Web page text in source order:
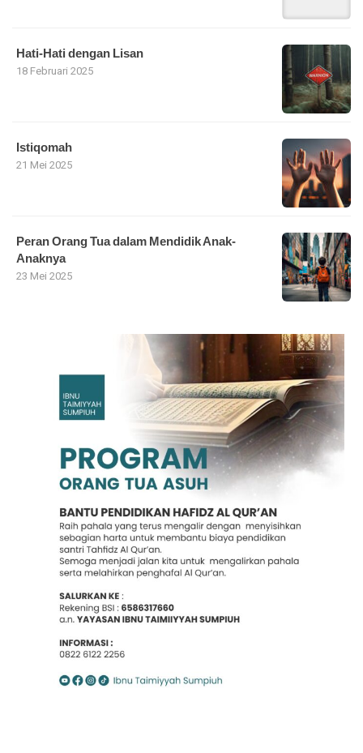
Hati-Hati dengan Lisan
18 Februari 2025
Istiqomah
21 Mei 2025
Peran Orang Tua dalam Mendidik Anak-
Anaknya
23 Mei 2025